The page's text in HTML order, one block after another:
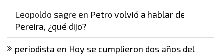
Leopoldo sagre en Petro volvió a hablar de
Pereira, ¿qué dijo?
periodista en Hoy se cumplieron dos años del